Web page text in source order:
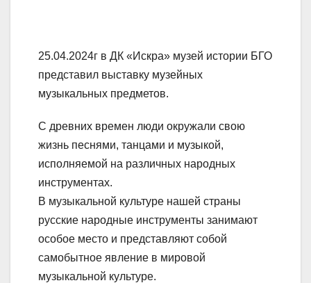
25.04.2024г в ДК «Искра» музей истории БГО
представил выставку музейных
музыкальных предметов.
С древних времен люди окружали свою
жизнь песнями, танцами и музыкой,
исполняемой на различных народных
инструментах.
В музыкальной культуре нашей страны
русские народные инструменты занимают
особое место и представляют собой
самобытное явление в мировой
музыкальной культуре.